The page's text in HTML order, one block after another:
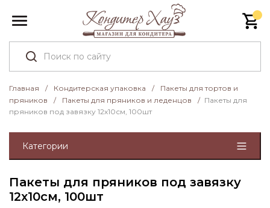
Главная / Кондитерская упаковка /
Пакеты для тортов и
пряников
/ Пакеты для пряников и леденцов / Пакеты для
пряников под завязку 12х10см, 100шт
Категории
Пакеты для пряников под завязку
12х10см, 100шт